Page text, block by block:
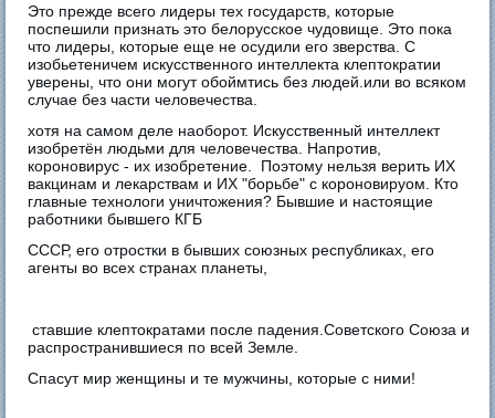
Это прежде всего лидеры тех государств, которые
поспешили признать это белорусское чудовище. Это пока
что лидеры, которые еще не осудили его зверства. С
изобьетеничем искусственного интеллекта клептократии
уверены, что они могут обоймтись без людей.или во всяком
случае без части человечества.
хотя на самом деле наоборот. Искусственный интеллект
изобретён людьми для человечества. Напротив,
короновирус - их изобретение. Поэтому нельзя верить ИХ
вакцинам и лекарствам и ИХ "борьбе" с короновируом. Кто
главные технологи уничтожения? Бывшие и настоящие
работники бывшего КГБ
СССР, его отростки в бывших союзных республиках, его
агенты во всех странах планеты,
ставшие клептократами после падения.Советского Союза и
распространившиеся по всей Земле.
Спасут мир женщины и те мужчины, которые с ними!